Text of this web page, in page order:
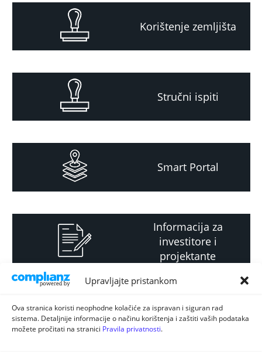
Upravljajte pristankom
Ova stranica koristi neophodne kolačiće za ispravan i siguran rad
sistema. Detaljnije informacije o načinu korištenja i zaštiti vaših podataka
možete pročitati na stranici Pravila privatnosti.
Korištenje zemljišta
Stručni ispiti
Smart Portal
Informacija za
investitore i
projektante
Strateški i planski
dokument